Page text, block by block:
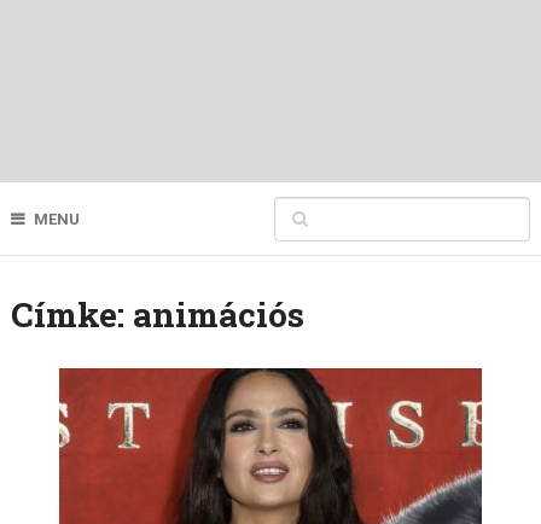
MENU
Címke: animációs